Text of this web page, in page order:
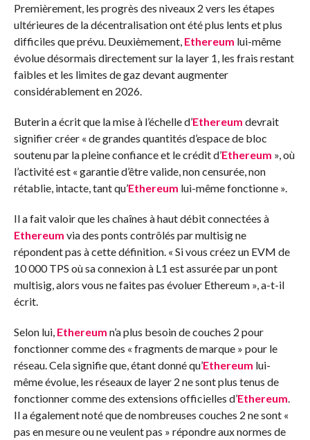
Premièrement, les progrès des niveaux 2 vers les étapes
ultérieures de la décentralisation ont été plus lents et plus
difficiles que prévu. Deuxièmement, Ethereum lui-même
évolue désormais directement sur la layer 1, les frais restant
faibles et les limites de gaz devant augmenter
considérablement en 2026.
Buterin a écrit que la mise à l’échelle d’Ethereum devrait
signifier créer « de grandes quantités d’espace de bloc
soutenu par la pleine confiance et le crédit d’Ethereum », où
l’activité est « garantie d’être valide, non censurée, non
rétablie, intacte, tant qu’Ethereum lui-même fonctionne ».
Il a fait valoir que les chaînes à haut débit connectées à
Ethereum via des ponts contrôlés par multisig ne
répondent pas à cette définition. « Si vous créez un EVM de
10 000 TPS où sa connexion à L1 est assurée par un pont
multisig, alors vous ne faites pas évoluer Ethereum », a-t-il
écrit.
Selon lui, Ethereum n’a plus besoin de couches 2 pour
fonctionner comme des « fragments de marque » pour le
réseau. Cela signifie que, étant donné qu’Ethereum lui-
même évolue, les réseaux de layer 2 ne sont plus tenus de
fonctionner comme des extensions officielles d’Ethereum.
Il a également noté que de nombreuses couches 2 ne sont «
pas en mesure ou ne veulent pas » répondre aux normes de